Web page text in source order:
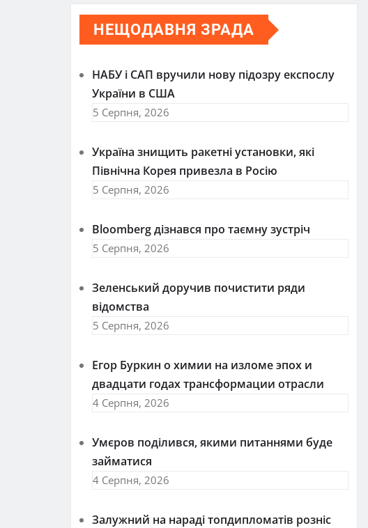
НЕЩОДАВНЯ ЗРАДА
НАБУ і САП вручили нову підозру експослу
України в США
5 Серпня, 2026
Україна знищить ракетні установки, які
Північна Корея привезла в Росію
5 Серпня, 2026
Bloomberg дізнався про таємну зустріч
5 Серпня, 2026
Зеленський доручив почистити ряди
відомства
5 Серпня, 2026
Егор Буркин о химии на изломе эпох и
двадцати годах трансформации отрасли
4 Серпня, 2026
Умєров поділився, якими питаннями буде
займатися
4 Серпня, 2026
Залужний на нараді топдипломатів розніс